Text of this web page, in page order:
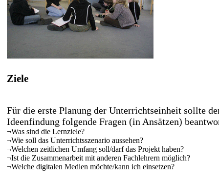
Ziele
Für die erste Planung der Unterrichtseinheit sollte
Ideenfindung folgende Fragen (in Ansätzen)
¬Was sind die Lernziele?
¬Wie soll das Unterrichtsszenario aussehen?
¬Welchen zeitlichen Umfang soll/darf das Projekt haben?
¬Ist die Zusammenarbeit mit anderen Fachlehrern möglich?
¬Welche digitalen Medien möchte/kann ich einsetzen?